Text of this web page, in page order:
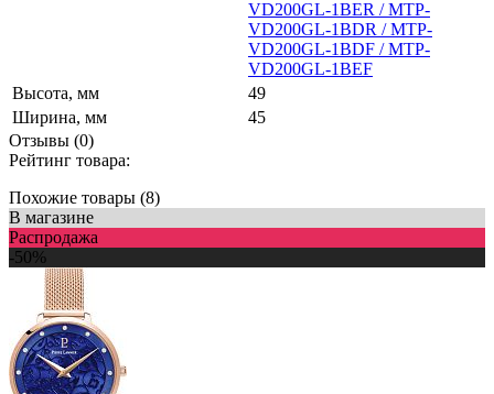
VD200GL-1BER / MTP-
VD200GL-1BDR / MTP-
VD200GL-1BDF / MTP-
VD200GL-1BEF
Высота, мм
49
Ширина, мм
45
Отзывы (0)
Рейтинг товара:
Похожие товары (8)
В магазине
Распродажа
-50%